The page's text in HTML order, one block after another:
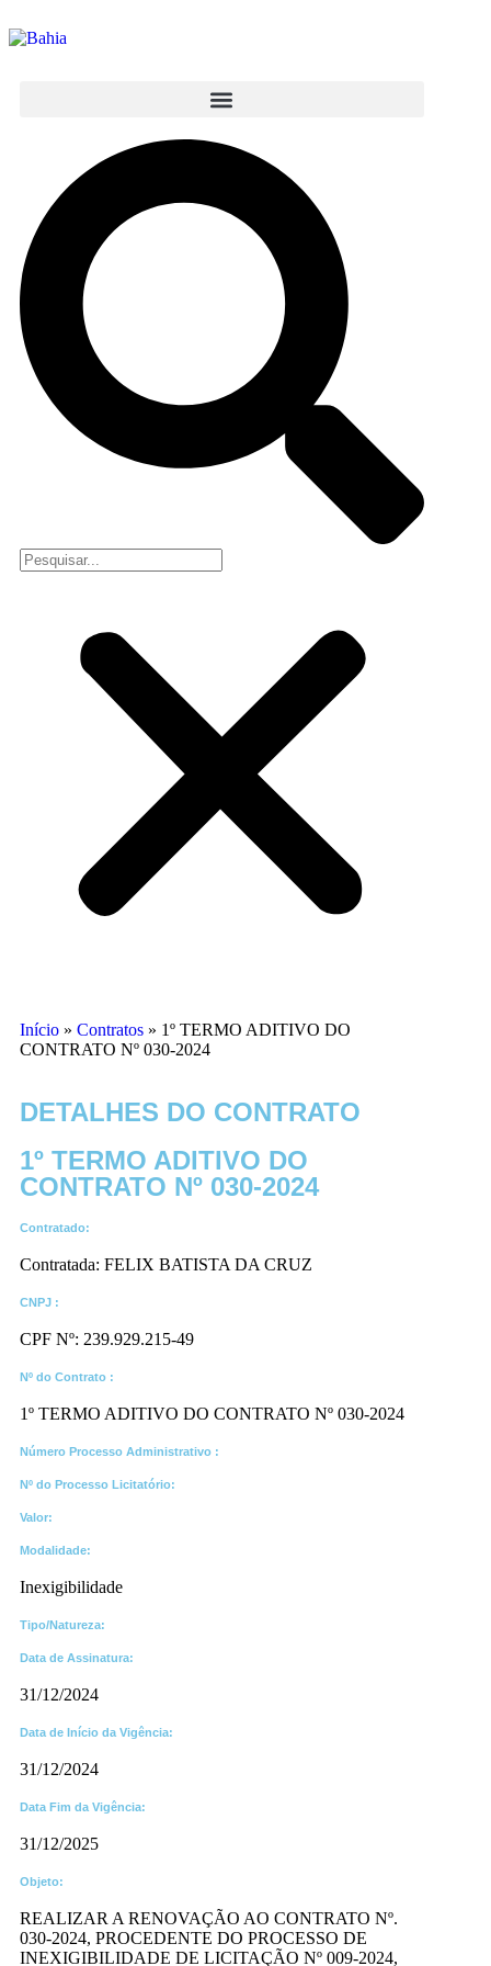
Início » Contratos » 1º TERMO ADITIVO DO
CONTRATO Nº 030-2024
DETALHES DO CONTRATO​
1º TERMO ADITIVO DO
CONTRATO Nº 030-2024
Contratado:
Contratada: FELIX BATISTA DA CRUZ
CNPJ :
CPF Nº: 239.929.215-49
Nº do Contrato :
1º TERMO ADITIVO DO CONTRATO Nº 030-2024
Número Processo Administrativo :
Nº do Processo Licitatório:
Valor:
Modalidade:
Inexigibilidade
Tipo/Natureza:
Data de Assinatura:
31/12/2024
Data de Início da Vigência:
31/12/2024
Data Fim da Vigência:
31/12/2025
Objeto:
REALIZAR A RENOVAÇÃO AO CONTRATO Nº.
030-2024, PROCEDENTE DO PROCESSO DE
INEXIGIBILIDADE DE LICITAÇÃO Nº 009-2024,